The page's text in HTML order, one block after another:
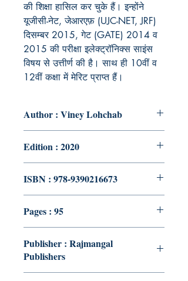
की शिक्षा हासिल कर चुके हैं। इन्होंने
यूजीसी-नेट, जेआरएफ़ (UJC-NET, JRF)
दिसम्बर 2015, गेट (GATE) 2014 व
2015 की परीक्षा इलेक्ट्रॉनिक्स साइंस
विषय से उत्तीर्ण की है। साथ ही 10वीं व
12वीं कक्षा में मेरिट प्राप्त हैं।
Author : Viney Lohchab
Edition : 2020
ISBN : 978-9390216673
Pages : 95
Publisher : Rajmangal
Publishers